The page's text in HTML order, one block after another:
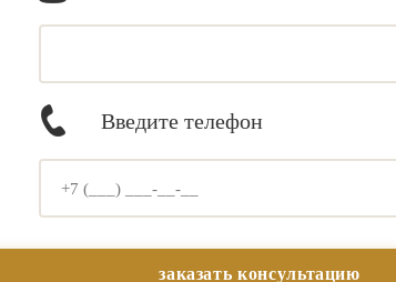
Введите телефон